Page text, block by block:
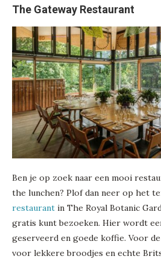
The Gateway Restaurant
Ben je op zoek naar een mooi
the lunchen? Plof dan neer op het
restaurant in The Royal Botanic
gratis kunt bezoeken. Hier wordt
geserveerd en goede koffie. Voor
voor lekkere broodjes en echte